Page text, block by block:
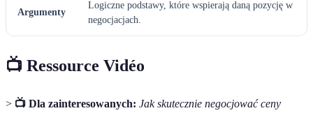
Argumenty
Logiczne podstawy, które wspierają daną pozycję w
negocjacjach.
📺 Ressource Vidéo
> 📺 Dla zainteresowanych: Jak skutecznie negocjować ceny